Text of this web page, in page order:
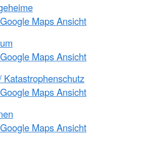
Maps Ansicht
Maps Ansicht
Katastrophenschutz
Maps Ansicht
Maps Ansicht